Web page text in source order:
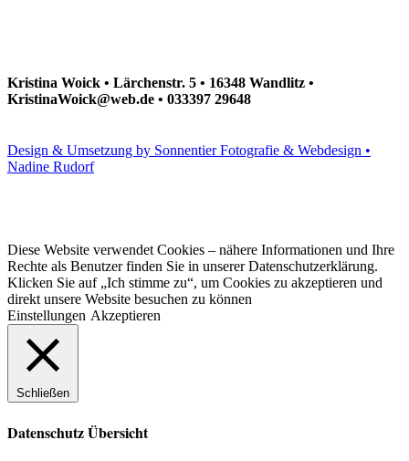
Kristina Woick • Lärchenstr. 5 • 16348 Wandlitz •
KristinaWoick@web.de • 033397 29648
Design & Umsetzung by Sonnentier Fotografie & Webdesign •
Nadine Rudorf
Diese Website verwendet Cookies – nähere Informationen und Ihre
Rechte als Benutzer finden Sie in unserer Datenschutzerklärung.
Klicken Sie auf „Ich stimme zu“, um Cookies zu akzeptieren und
direkt unsere Website besuchen zu können
Einstellungen Akzeptieren
Schließen
Datenschutz Übersicht